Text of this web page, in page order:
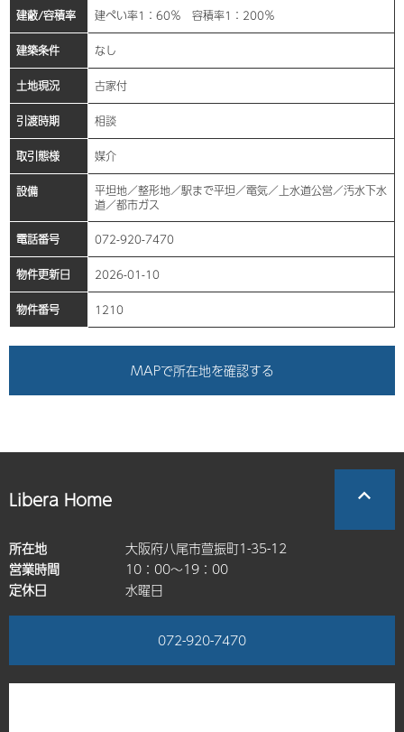
建蔽/容積率 建ぺい率1：60％ 容積率1：200％
建築条件 なし
土地現況 古家付
引渡時期 相談
取引態様 媒介
設備
平坦地／整形地／駅まで平坦／電気／上水道公営／汚水下水
道／都市ガス
電話番号 072-920-7470
物件更新日 2026-01-10
物件番号 1210
MAPで所在地を確認する
Libera Home
所在地
大阪府八尾市萱振町1-35-12
営業時間
10：00～19：00
定休日
水曜日
072-920-7470